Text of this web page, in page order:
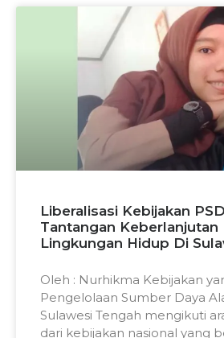
Liberalisasi Kebijakan
Tantangan Keberlanjutan
Lingkungan Hidup Di
Oleh : Nurhikma Kebijakan
Pengelolaan Sumber Daya
Sulawesi Tengah mengikuti
dari kebijakan nasional yang